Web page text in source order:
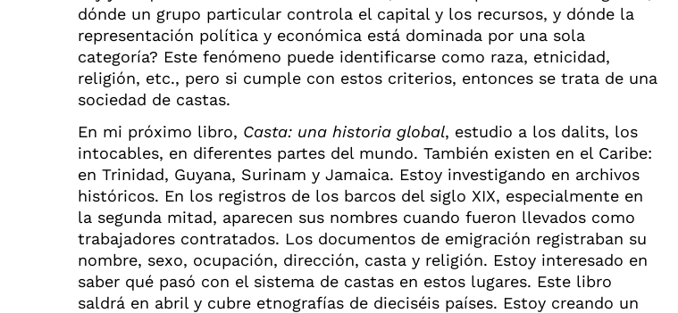
dónde un grupo particular controla el capital y los recursos, y dónde la
representación política y económica está dominada por una sola
categoría? Este fenómeno puede identificarse como raza, etnicidad,
religión, etc., pero si cumple con estos criterios, entonces se trata de una
sociedad de castas.
En mi próximo libro, Casta: una historia global, estudio a los dalits, los
intocables, en diferentes partes del mundo. También existen en el Caribe:
en Trinidad, Guyana, Surinam y Jamaica. Estoy investigando en archivos
históricos. En los registros de los barcos del siglo XIX, especialmente en
la segunda mitad, aparecen sus nombres cuando fueron llevados como
trabajadores contratados. Los documentos de emigración registraban su
nombre, sexo, ocupación, dirección, casta y religión. Estoy interesado en
saber qué pasó con el sistema de castas en estos lugares. Este libro
saldrá en abril y cubre etnografías de dieciséis países. Estoy creando un